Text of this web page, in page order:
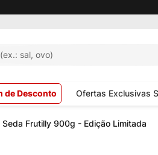
Busca multi (ex.: sal, ovo)
de Desconto Ofertas Exclusivas
Seda Frutilly 900g - Edição Limitada